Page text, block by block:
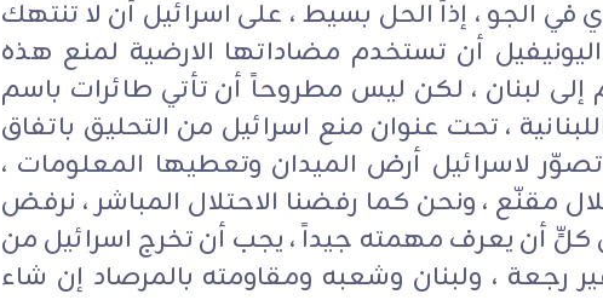
في الجو ، إذاً الحل بسيط ، على اسرائيل أن لا تنتهك
أن تستخدم مضاداتها الارضية لمنع هذه
إلى لبنان ، لكن ليس مطروحاً أن تأتي طائرات باسم
، تحت عنوان منع اسرائيل من التحليق باتفاق
لاسرائيل أرض الميدان وتعطيها المعلومات ،
مقنّع ، ونحن كما رفضنا الاحتلال المباشر ، نرفض
كلٍّ أن يعرف مهمته جيداً ، يجب أن تخرج اسرائيل من
غير رجعة ، ولبنان وشعبه ومقاومته بالمرصاد إن شاء